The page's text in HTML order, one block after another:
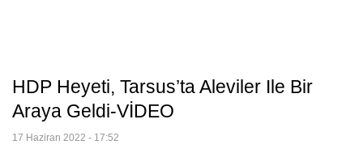
HDP Heyeti, Tarsus’ta Aleviler Ile Bir
Araya Geldi-VİDEO
17 Haziran 2022 - 17:52